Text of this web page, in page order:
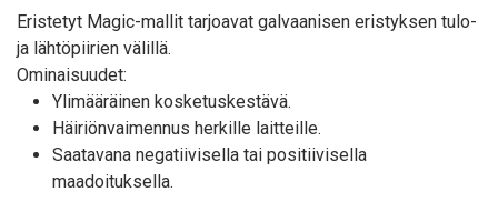
Eristetyt Magic-mallit tarjoavat galvaanisen eristyksen tulo-
ja lähtöpiirien välillä.
Ominaisuudet:
Ylimääräinen kosketuskestävä.
Häiriönvaimennus herkille laitteille.
Saatavana negatiivisella tai positiivisella
maadoituksella.